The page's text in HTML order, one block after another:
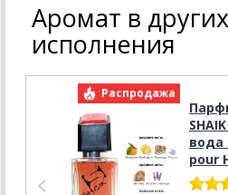
Аромат в
исполнения
Распродажа
вода
pour
50